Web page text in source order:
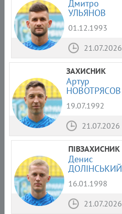
Дмитро
УЛЬЯНОВ
01.12.1993
21.07.2026
ЗАХИСНИК
Артур
НОВОТРЯСОВ
19.07.1992
21.07.2026
ПІВЗАХИСНИК
Денис
ДОЛІНСЬКИЙ
16.01.1998
21.07.2026